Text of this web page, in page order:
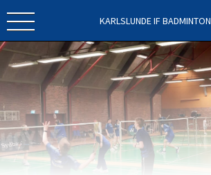
KARLSLUNDE IF BADMINTON